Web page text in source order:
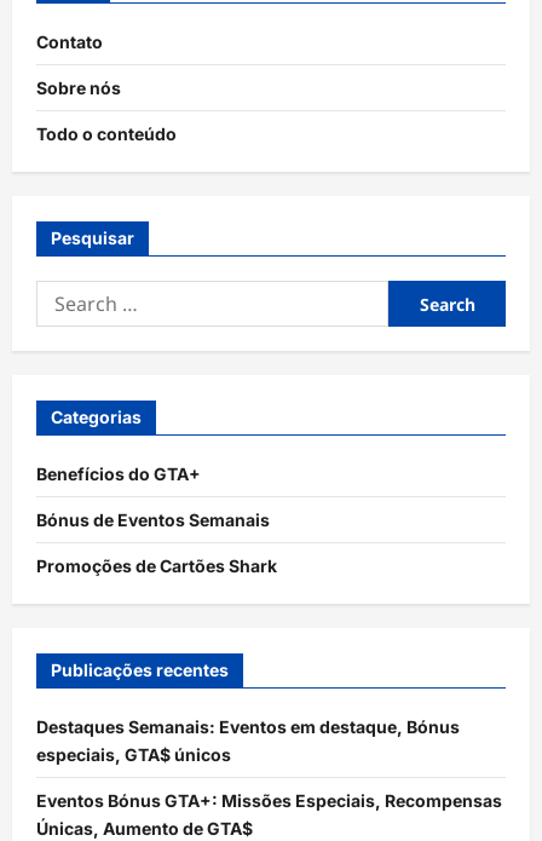
Contato
Sobre nós
Todo o conteúdo
Pesquisar
Search
for:
Categorias
Benefícios do GTA+
Bónus de Eventos Semanais
Promoções de Cartões Shark
Publicações recentes
Destaques Semanais: Eventos em destaque, Bónus
especiais, GTA$ únicos
Eventos Bónus GTA+: Missões Especiais, Recompensas
Únicas, Aumento de GTA$